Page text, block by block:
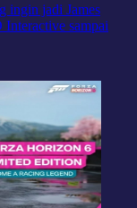
ingin jadi James
sampai